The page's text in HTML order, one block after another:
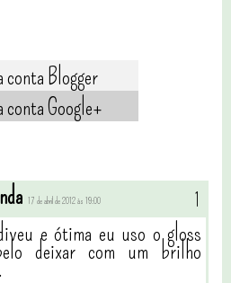
conta Blogger
conta Google+
17 de abril de 2012 às 19:00
e ótima eu uso o gloss
deixar com um brilho